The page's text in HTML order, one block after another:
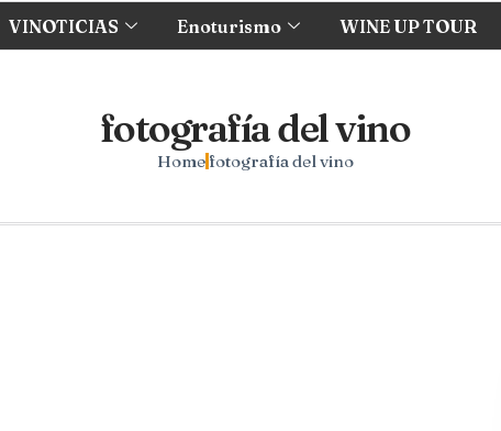
VINOTICIAS Enoturismo WINE UP TOUR
fotografía del vino
Home fotografía del vino